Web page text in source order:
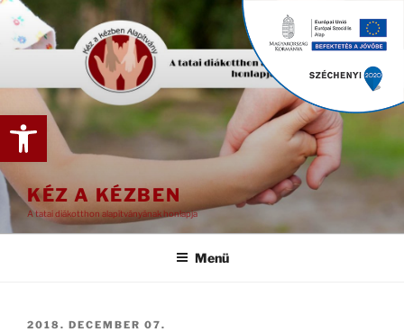
Eszköztár megnyitása
Tartalomhoz
KÉZ A KÉZBEN
A tatai diákotthon alapítványának honlapja
Menü
BEKÜLDVE:
2018. DECEMBER 07.